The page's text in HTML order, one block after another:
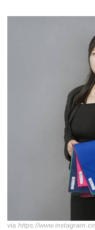
via https://